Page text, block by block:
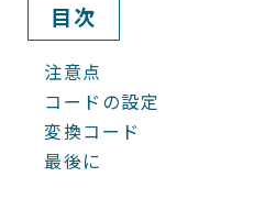
目次
注意点
コードの設定
変換コード
最後に